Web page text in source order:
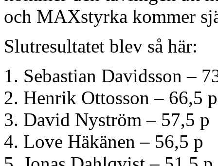
och MAXstyrka kommer
Slutresultatet blev så här:
1. Sebastian Davidsson –
2. Henrik Ottosson – 66,5 p
3. David Nyström – 57,5 p
4. Love Häkänen – 56,5 p